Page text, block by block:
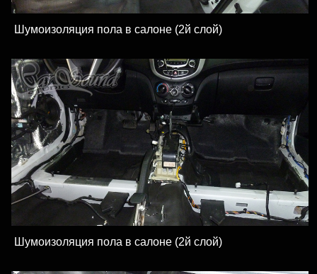
Шумоизоляция пола в салоне (2й слой)
Шумоизоляция пола в салоне (2й слой)